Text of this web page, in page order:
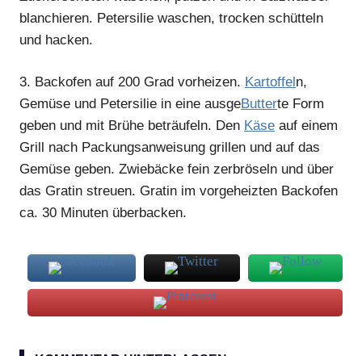
blanchieren. Petersilie waschen, trocken schütteln
und hacken.
3. Backofen auf 200 Grad vorheizen. Kartoffeln,
Gemüse und Petersilie in eine ausgeButterte Form
geben und mit Brühe beträufeln. Den Käse auf einem
Grill nach Packungsanweisung grillen und auf das
Gemüse geben. Zwiebäcke fein zerbröseln und über
das Gratin streuen. Gratin im vorgeheizten Backofen
ca. 30 Minuten überbacken.